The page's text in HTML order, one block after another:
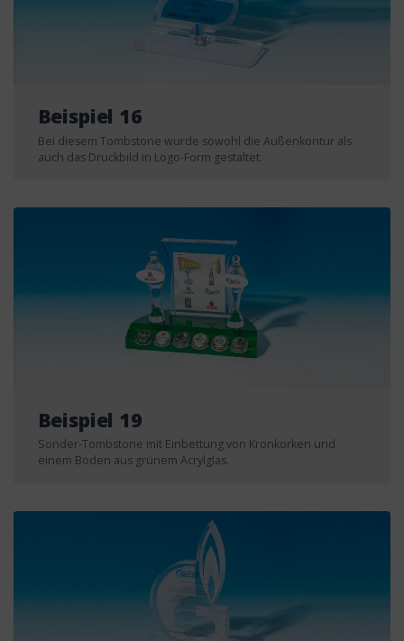
Beispiel 16
Bei diesem Tombstone wurde sowohl die Außenkontur als
auch das Druckbild in Logo-Form gestaltet.
Beispiel 19
Sonder-Tombstone mit Einbettung von Kronkorken und
einem Boden aus grünem Acrylglas.